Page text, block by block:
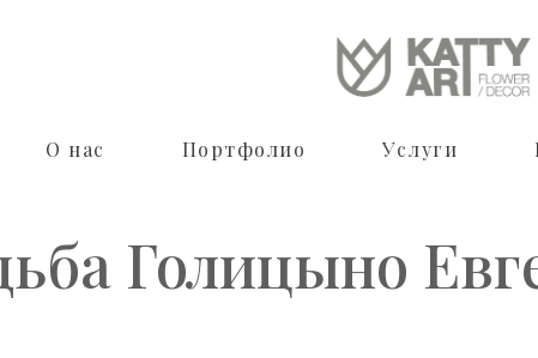
О нас Портфолио Услуги
Голицыно